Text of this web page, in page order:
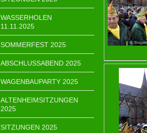
WASSERHOLEN
11.11.2025
SOMMERFEST 2025
ABSCHLUSSABEND 2025
WAGENBAUPARTY 2025
ALTENHEIMSITZUNGEN
2025
SITZUNGEN 2025